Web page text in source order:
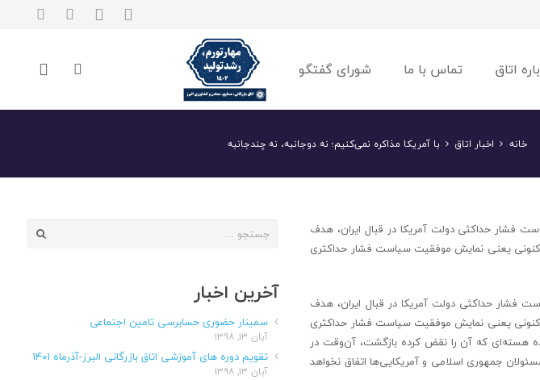
اتاق تماس با ما شورای گفتگو
خانه اخبار اتاق با آمریکا مذاکره نمی‌کنیم؛ نه دوجانبه، نه چندجانبه
فشار حداکثی دولت آمریکا در قبال ایران، هدف
کنونی یعنی نمایش موفقیت سیاست فشار حداکثری
فشار حداکثی دولت آمریکا در قبال ایران، هدف
کنونی یعنی نمایش موفقیت سیاست فشار حداکثری
هسته‌ای که آن را نقض کرده بازگشت، آن‌وقت در
جمهوری اسلامی و آمریکایی‌ها اتفاق نخواهد
جستجو
آخرین اخبار
سمینار حضوری حسابرسی تامین اجتماعی
آبان ۱۳, ۱۳۹۸
تقویم دوره های آموزشی اتاق بازرگانی البرز-آذرماه ۱۴۰۱
آبان ۱۳, ۱۳۹۸